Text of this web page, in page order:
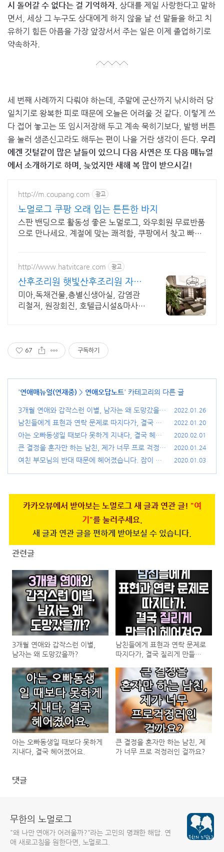
시 돌어갈 수 없다는 걸 기억하자. 상대를 제일 사랑한다고 말하
면서, 세상 그 누구도 상대에게 하지 않을 날 선 말들을 하고 치
유하기 힘든 아픔을 가장 앞장서서 주는 일은 이제 졸업하기로
약속하자.
세 번째 사례까지 다뤄야 하는데, 주말에 군산까지 낚시하러 당
일치기로 왕복한 피로 때문에 오늘은 어려울 것 같다. 이렇게 쓰
다 접어 놓고는 또 임시저장해 두고 계속 묵히기보다, 발행 버튼
을 눌러 생존신고라도 해두는 편이 나을 거란 생각이 든다. 우리
에겐 깃털같이 많은 날들이 있으니 다음 사연은 또 다음 매뉴얼
에서 소개하기로 하며, 늦었지만 새해 복 많이 받으시길!
http://m.coupang.com 광고
노멀로그 쿠팡 오래 입는 튼튼한 바지
스판 밴딩으로 활동성 좋은 노멀로그, 와우회원 무료반품
으로 만나세요. 계절에 맞는 쾌적함, 쿠팡에서 찾고 빠르
http://www.hatvitcare.com 광고
산후조리원 햇빛산후조리원 자연
주의 고품격 산후조리원
미아,독채건물,층별신생아실, 감염관
리철저, 원장회진, 호텔급시설&마사
67 구독하기
'연애매뉴얼(연재중) > 연애오답노트' 카테고리의 다른 글
3개월 연애와 갑작스런 이별, 남자는 왜 도망갔을
까?
(62)
2022.01.26
남친들에게 표현과 연락 문제로 따지다가, 결국 질
리게 만들어 헤어져요
(11)
2022.01.20
아는 오빠동생일 때보다 못하게 지내다, 결국 헤어
졌어요.
(53)
2020.02.01
큰 결정을 혼자만 하는 남친, 제가 너무 프로 걱정러
인 걸까요?
(20)
2020.01.24
여친 부모님의 반대 때문에 헤어졌습니다. 잠이 오
2020.01.03
카카오뷰에서 받아보는 노멀로그 새 글과 연관 글! "여
기"를 눌러주세요.
새 글과 연관 글을 편하게 받아보실 수 있습니다.
관련글
3개월 연애와 갑작스런 이별,
남자는 왜 도망갔을까?
남친들에게 표현과 연락 문제로
따지다가, 결국 질리게 만들어
아는 오빠동생일 때보다 못하게
지내다, 결국 헤어졌어요.
큰 결정을 혼자만 하는 남친, 제
가 너무 프로 걱정러인 걸까요?
댓글
무한의 노멀로그
"왜 나만 연애가 어려울까?"라는 고민의 명쾌한 해답. 연
애 새로고침을 원한다면, 노멀로그.